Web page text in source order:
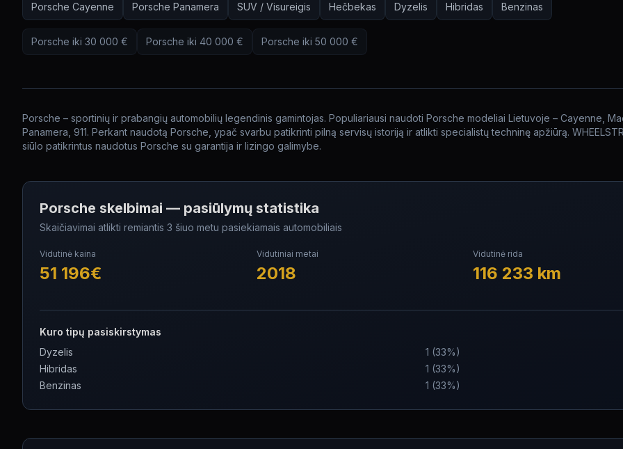
Porsche Cayenne Porsche Panamera SUV / Visureigis Hečbekas Dyzelis Hibridas Benzinas
Porsche iki 30 000 € Porsche iki 40 000 € Porsche iki 50 000 €
Porsche – sportinių ir prabangių automobilių legendinis gamintojas. Populiariausi naudoti Porsche modeliai Lietuvoje – Cayenne,
Panamera, 911. Perkant naudotą Porsche, ypač svarbu patikrinti pilną servisų istoriją ir atlikti specialistų techninę apžiūrą.
siūlo patikrintus naudotus Porsche su garantija ir lizingo galimybe.
Porsche skelbimai — pasiūlymų statistika
Skaičiavimai atlikti remiantis 3 šiuo metu pasiekiamais automobiliais
Vidutinė kaina
51 196€
Vidutiniai metai
2018
Vidutinė rida
116 233 km
Kuro tipų pasiskirstymas
Dyzelis
1 (33%)
Hibridas
1 (33%)
Benzinas
1 (33%)